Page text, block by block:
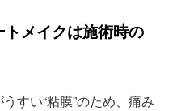
メイクは施術時の
すい“粘膜”のため、痛み